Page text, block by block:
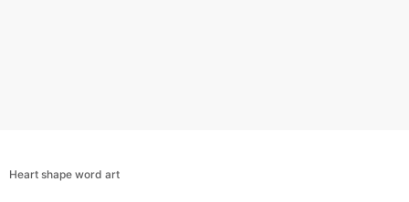
Heart shape word art